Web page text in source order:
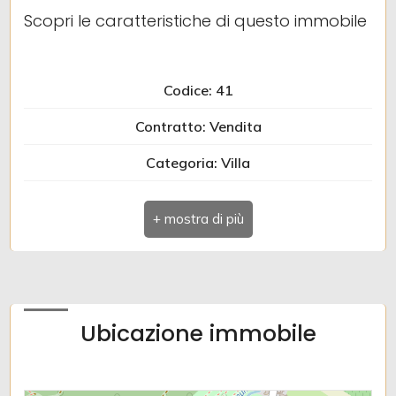
Scopri le caratteristiche di questo immobile
Codice: 41
Contratto: Vendita
Categoria: Villa
Comune: Gorizia
Totale mq: 600 mq
Ubicazione immobile
Altre
multiscelta